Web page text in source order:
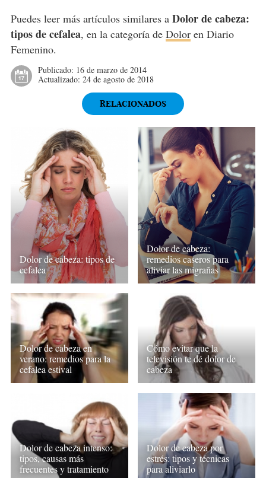
Puedes leer más artículos similares a Dolor de cabeza:
tipos de cefalea, en la categoría de Doloren Diario
Femenino.
Publicado: 16 de marzo de 2014
Actualizado: 24 de agosto de 2018
RELACIONADOS
Dolor de cabeza: tipos de
cefalea
Dolor de cabeza:
remedios caseros para
aliviar las migrañas
Dolor de cabeza en
verano: remedios para la
cefalea estival
Cómo evitar que la
televisión te dé dolor de
cabeza
Dolor de cabeza intenso:
tipos, causas más
frecuentes y tratamiento
Dolor de cabeza por
estrés: tipos y técnicas
para aliviarlo